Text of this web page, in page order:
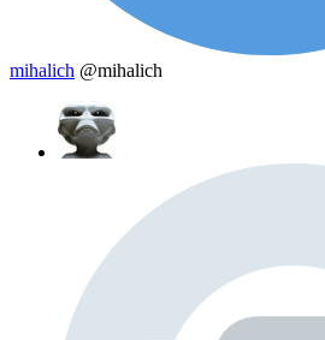
mihalich @mihalich